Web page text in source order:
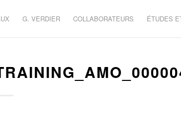
G. VERDIER COLLABORATEURS ÉTUDES